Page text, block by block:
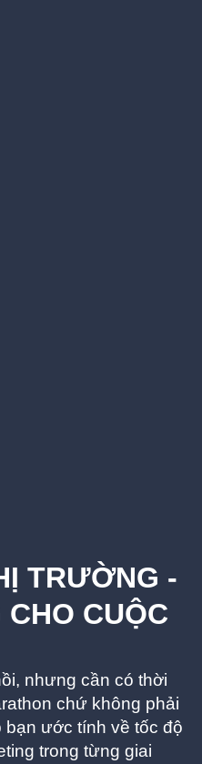
TRƯỜNG -
CUỘC
nhưng cần có thời
chứ không phải
bạn ước tính về tốc độ
trong từng giai